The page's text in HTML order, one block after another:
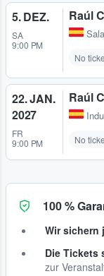
5. DEZ.
SA
9:00 PM
Raúl
No
22. JAN.
2027
FR
9:00 PM
Raúl
No
100 %
Wir sichern
Die Tickets
zur